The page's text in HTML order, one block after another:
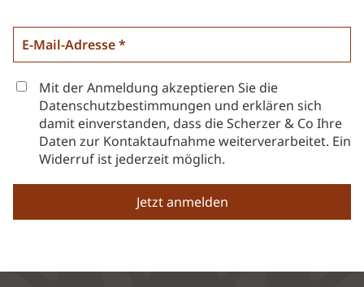
Mit der Anmeldung akzeptieren Sie die
Datenschutzbestimmungen und erklären sich
damit einverstanden, dass die Scherzer & Co Ihre
Daten zur Kontaktaufnahme weiterverarbeitet. Ein
Widerruf ist jederzeit möglich.